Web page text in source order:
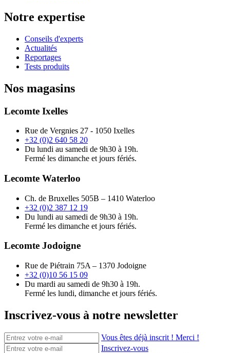
Notre expertise
Conseils d'experts
Actualités
Reportages
Tests produits
Nos magasins
Lecomte Ixelles
Rue de Vergnies 27 - 1050 Ixelles
+32 (0)2 640 58 20
Du lundi au samedi de 9h30 à 19h.
Fermé les dimanche et jours fériés.
Lecomte Waterloo
Ch. de Bruxelles 505B – 1410 Waterloo
+32 (0)2 387 12 19
Du lundi au samedi de 9h30 à 19h.
Fermé les dimanche et jours fériés.
Lecomte Jodoigne
Rue de Piétrain 75A – 1370 Jodoigne
+32 (0)10 56 15 09
Du mardi au samedi de 9h30 à 19h.
Fermé les lundi, dimanche et jours fériés.
Inscrivez-vous à notre newsletter
Vous êtes déjà inscrit ! Merci !
Inscrivez-vous